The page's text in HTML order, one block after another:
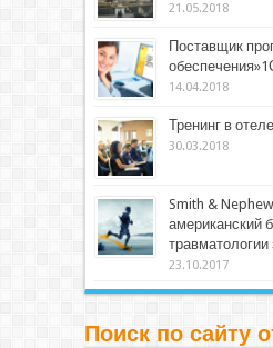
21.05.2018
Поставщик
14.04.2018
Тренинг в
30.03.2018
Smith &
американский
травматологии
23.10.2017
Поиск по сайту